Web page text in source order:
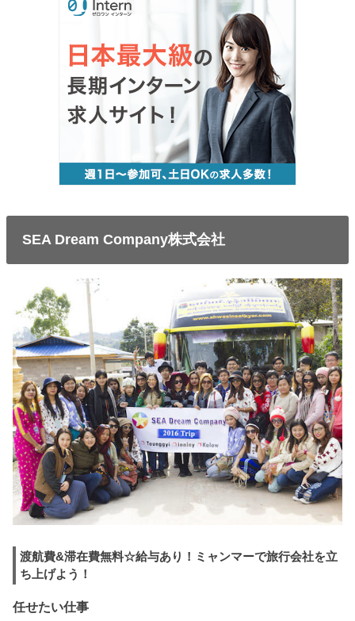
SEA Dream Company株式会社
渡航費&滞在費無料☆給与あり！ミャンマーで旅行会社を立
ち上げよう！
任せたい仕事